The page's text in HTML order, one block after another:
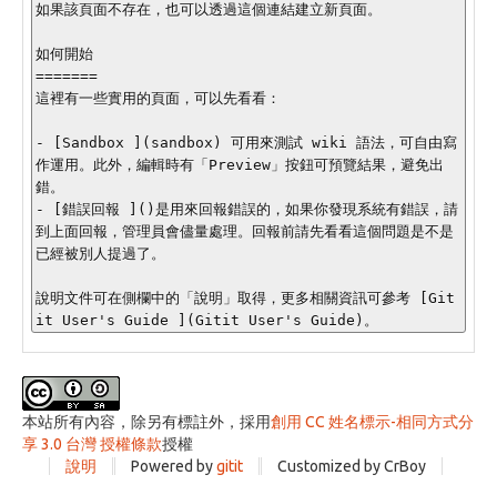
如果該頁面不存在，也可以透過這個連結建立新頁面。
如何開始
=======
這裡有一些實用的頁面，可以先看看：
- [Sandbox ](sandbox) 可用來測試 wiki 語法，可自由寫
作運用。此外，編輯時有「Preview」按鈕可預覽結果，避免出
錯。
- [錯誤回報 ]()是用來回報錯誤的，如果你發現系統有錯誤，請
到上面回報，管理員會儘量處理。回報前請先看看這個問題是不是
已經被別人提過了。
說明文件可在側欄中的「說明」取得，更多相關資訊可參考 [Git
本站所有內容，除另有標註外，採用創用 CC 姓名標示-相同方式分
享 3.0 台灣 授權條款授權
說明
Powered bygitit Customized by CrBoy